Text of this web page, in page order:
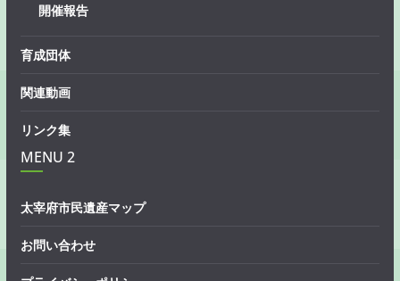
開催報告
育成団体
関連動画
リンク集
MENU 2
太宰府市民遺産マップ
お問い合わせ